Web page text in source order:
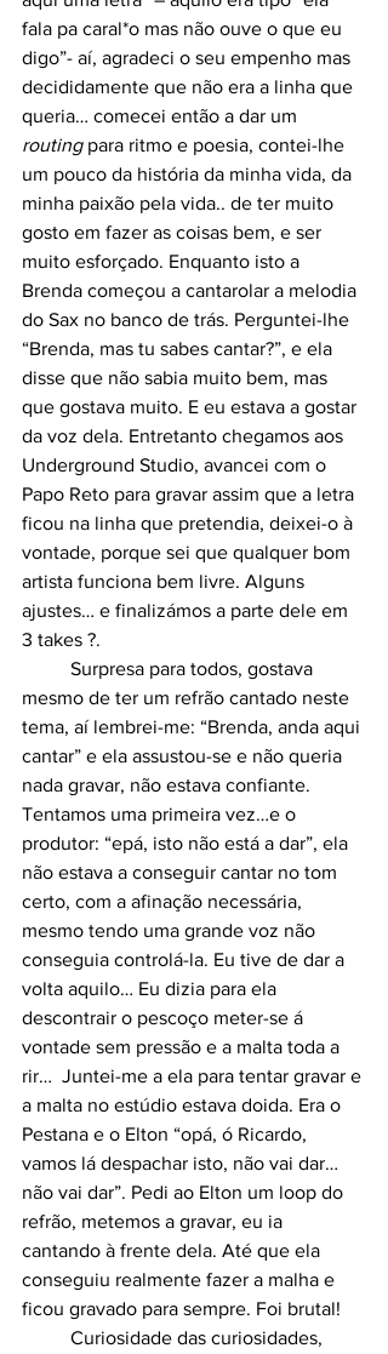
fala pa caral*o mas não ouve o que eu
digo”- aí, agradeci o seu empenho mas
decididamente que não era a linha que
queria… comecei então a dar um
routing para ritmo e poesia, contei-lhe
um pouco da história da minha vida, da
minha paixão pela vida.. de ter muito
gosto em fazer as coisas bem, e ser
muito esforçado. Enquanto isto a
Brenda começou a cantarolar a melodia
do Sax no banco de trás. Perguntei-lhe
“Brenda, mas tu sabes cantar?”, e ela
disse que não sabia muito bem, mas
que gostava muito. E eu estava a gostar
da voz dela. Entretanto chegamos aos
Underground Studio, avancei com o
Papo Reto para gravar assim que a letra
ficou na linha que pretendia, deixei-o à
vontade, porque sei que qualquer bom
artista funciona bem livre. Alguns
ajustes… e finalizámos a parte dele em
3 takes ?.
mesmo de ter um refrão cantado neste
tema, aí lembrei-me: “Brenda, anda aqui
cantar” e ela assustou-se e não queria
nada gravar, não estava confiante.
Tentamos uma primeira vez…e o
produtor: “epá, isto não está a dar”, ela
não estava a conseguir cantar no tom
certo, com a afinação necessária,
mesmo tendo uma grande voz não
conseguia controlá-la. Eu tive de dar a
volta aquilo… Eu dizia para ela
descontrair o pescoço meter-se á
vontade sem pressão e a malta toda a
rir…  Juntei-me a ela para tentar gravar e
a malta no estúdio estava doida. Era o
Pestana e o Elton “opá, ó Ricardo,
vamos lá despachar isto, não vai dar…
não vai dar”. Pedi ao Elton um loop do
refrão, metemos a gravar, eu ia
cantando à frente dela. Até que ela
conseguiu realmente fazer a malha e
ficou gravado para sempre. Foi brutal!
	Curiosidade das curiosidades,